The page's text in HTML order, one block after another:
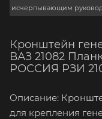
исчерпывающим
Кронштейн
ВАЗ 21082
РОССИЯ РЗИ
Описание:
для крепления